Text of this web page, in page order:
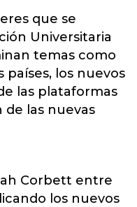
que se
Universitaria
temas como
los nuevos
las plataformas
las nuevas
Corbett entre
los nuevos